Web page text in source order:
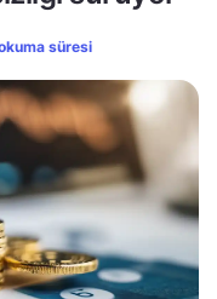
süresi